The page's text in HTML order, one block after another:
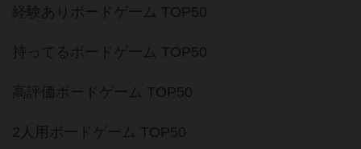
経験ありボードゲーム TOP50
持ってるボードゲーム TOP50
高評価ボードゲーム TOP50
2人用ボードゲーム TOP50